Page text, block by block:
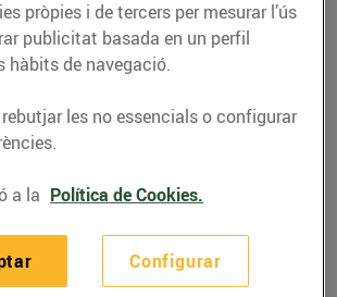
energia, 100 %
canviar el
cada vegada que
pròpies i de tercers per mesurar l’ús
publicitat basada en un perfil
hàbits de navegació.
les no essencials o configurar
a la Política de Cookies.
Configurar